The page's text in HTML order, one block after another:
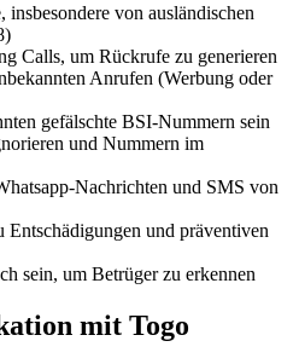
insbesondere von ausländischen
Calls, um Rückrufe zu generieren
Anrufen (Werbung oder
gefälschte BSI-Nummern sein
und Nummern im
Nachrichten und SMS von
Entschädigungen und präventiven
sein, um Betrüger zu erkennen
mit Togo